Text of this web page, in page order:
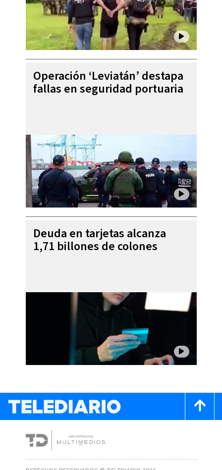
Operación ‘Leviatán’ destapa
fallas en seguridad portuaria
Deuda en tarjetas alcanza
1,71 billones de colones